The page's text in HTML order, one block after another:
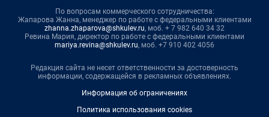
По вопросам коммерческого сотрудничества:
Жапарова Жанна, менеджер по работе с федеральными клиентами
zhanna.zhaparova@shkulev.ru, моб. + 7 982 640 34 32
Ревина Мария, директор по работе с федеральными клиентами
mariya.revina@shkulev.ru, моб. +7 910 402 4056
Редакция сайта не несет ответственности за достоверность
информации, содержащейся в рекламных объявлениях.
Информация об ограничениях
Политика использования cookies